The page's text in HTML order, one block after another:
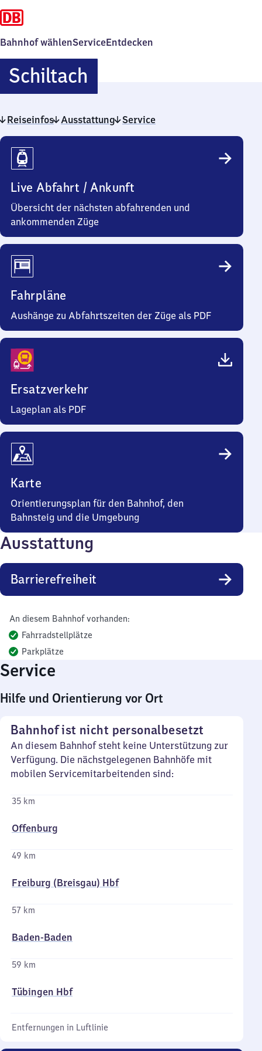
Bahnhof wählenServiceEntdecken
SchiltachSchiltach
Reiseinfos Ausstattung Service
Reiseinfos
Live Abfahrt / Ankunft
Übersicht der nächsten abfahrenden und
ankommenden Züge
Fahrpläne
Aushänge zu Abfahrtszeiten der Züge als PDF
Ersatzverkehr
Lageplan als PDF
Karte
Orientierungsplan für den Bahnhof, den
Bahnsteig und die Umgebung
Ausstattung
Barrierefreiheit
An diesem Bahnhof vorhanden:
Fahrradstellplätze
Parkplätze
Service
Hilfe und Orientierung vor Ort
Bahnhof ist nicht personalbesetzt
An diesem Bahnhof steht keine Unterstützung zur
Verfügung. Die nächstgelegenen Bahnhöfe mit
mobilen Servicemitarbeitenden sind:
35 km
Offenburg
49 km
Freiburg (Breisgau) Hbf
57 km
Baden-Baden
59 km
Tübingen Hbf
Entfernungen in Luftlinie